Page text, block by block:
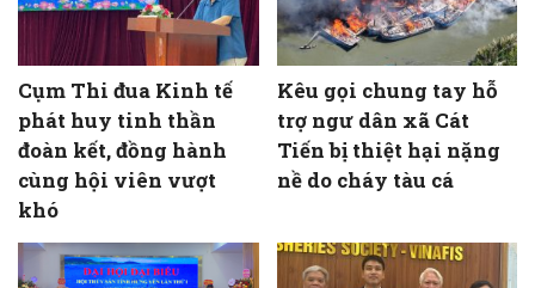
Cụm Thi đua Kinh tế
phát huy tinh thần
đoàn kết, đồng hành
cùng hội viên vượt
khó
Kêu gọi chung tay hỗ
trợ ngư dân xã Cát
Tiến bị thiệt hại nặng
nề do cháy tàu cá